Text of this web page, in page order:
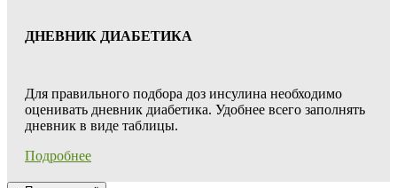
ДНЕВНИК ДИАБЕТИКА
Для правильного подбора доз инсулина необходимо
оценивать дневник диабетика. Удобнее всего заполнять
дневник в виде таблицы.
Подробнее